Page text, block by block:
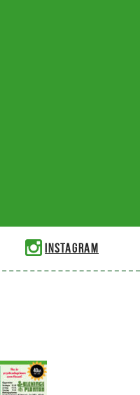
Instagram